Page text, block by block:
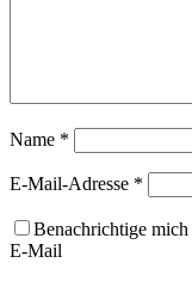
Name *
E-Mail-Adresse *
Benachrichtige
E-Mail